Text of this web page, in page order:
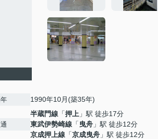
1990年10月(築35年)
半蔵門線 「押上 」駅 徒歩17分
東武伊勢崎線 「 曳舟 」駅 徒歩12分
京成押上線 「京成曳舟 」駅 徒歩12分